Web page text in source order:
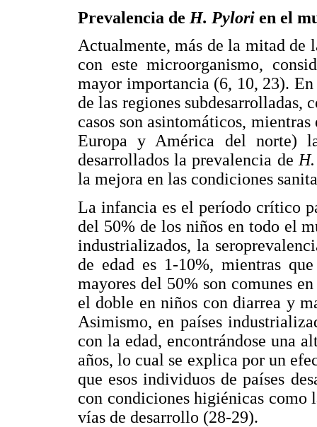
Prevalencia de H. Pylori en el
Actualmente, más de la mitad de
con este microorganismo,
mayor importancia (6, 10, 23).
de las regiones
casos son asintomáticos,
Europa y América del norte)
desarrollados la prevalencia de
la mejora en las condiciones
La infancia es el período crítico
del 50% de los niños en todo el
industrializados, la
de edad es 1-10%, mientras
mayores del 50% son comunes
el doble en niños con diarrea y
Asimismo, en países
con la edad, encontrándose una
años, lo cual se explica por un
que esos individuos de países
con condiciones higiénicas como
vías de desarrollo (28-29).